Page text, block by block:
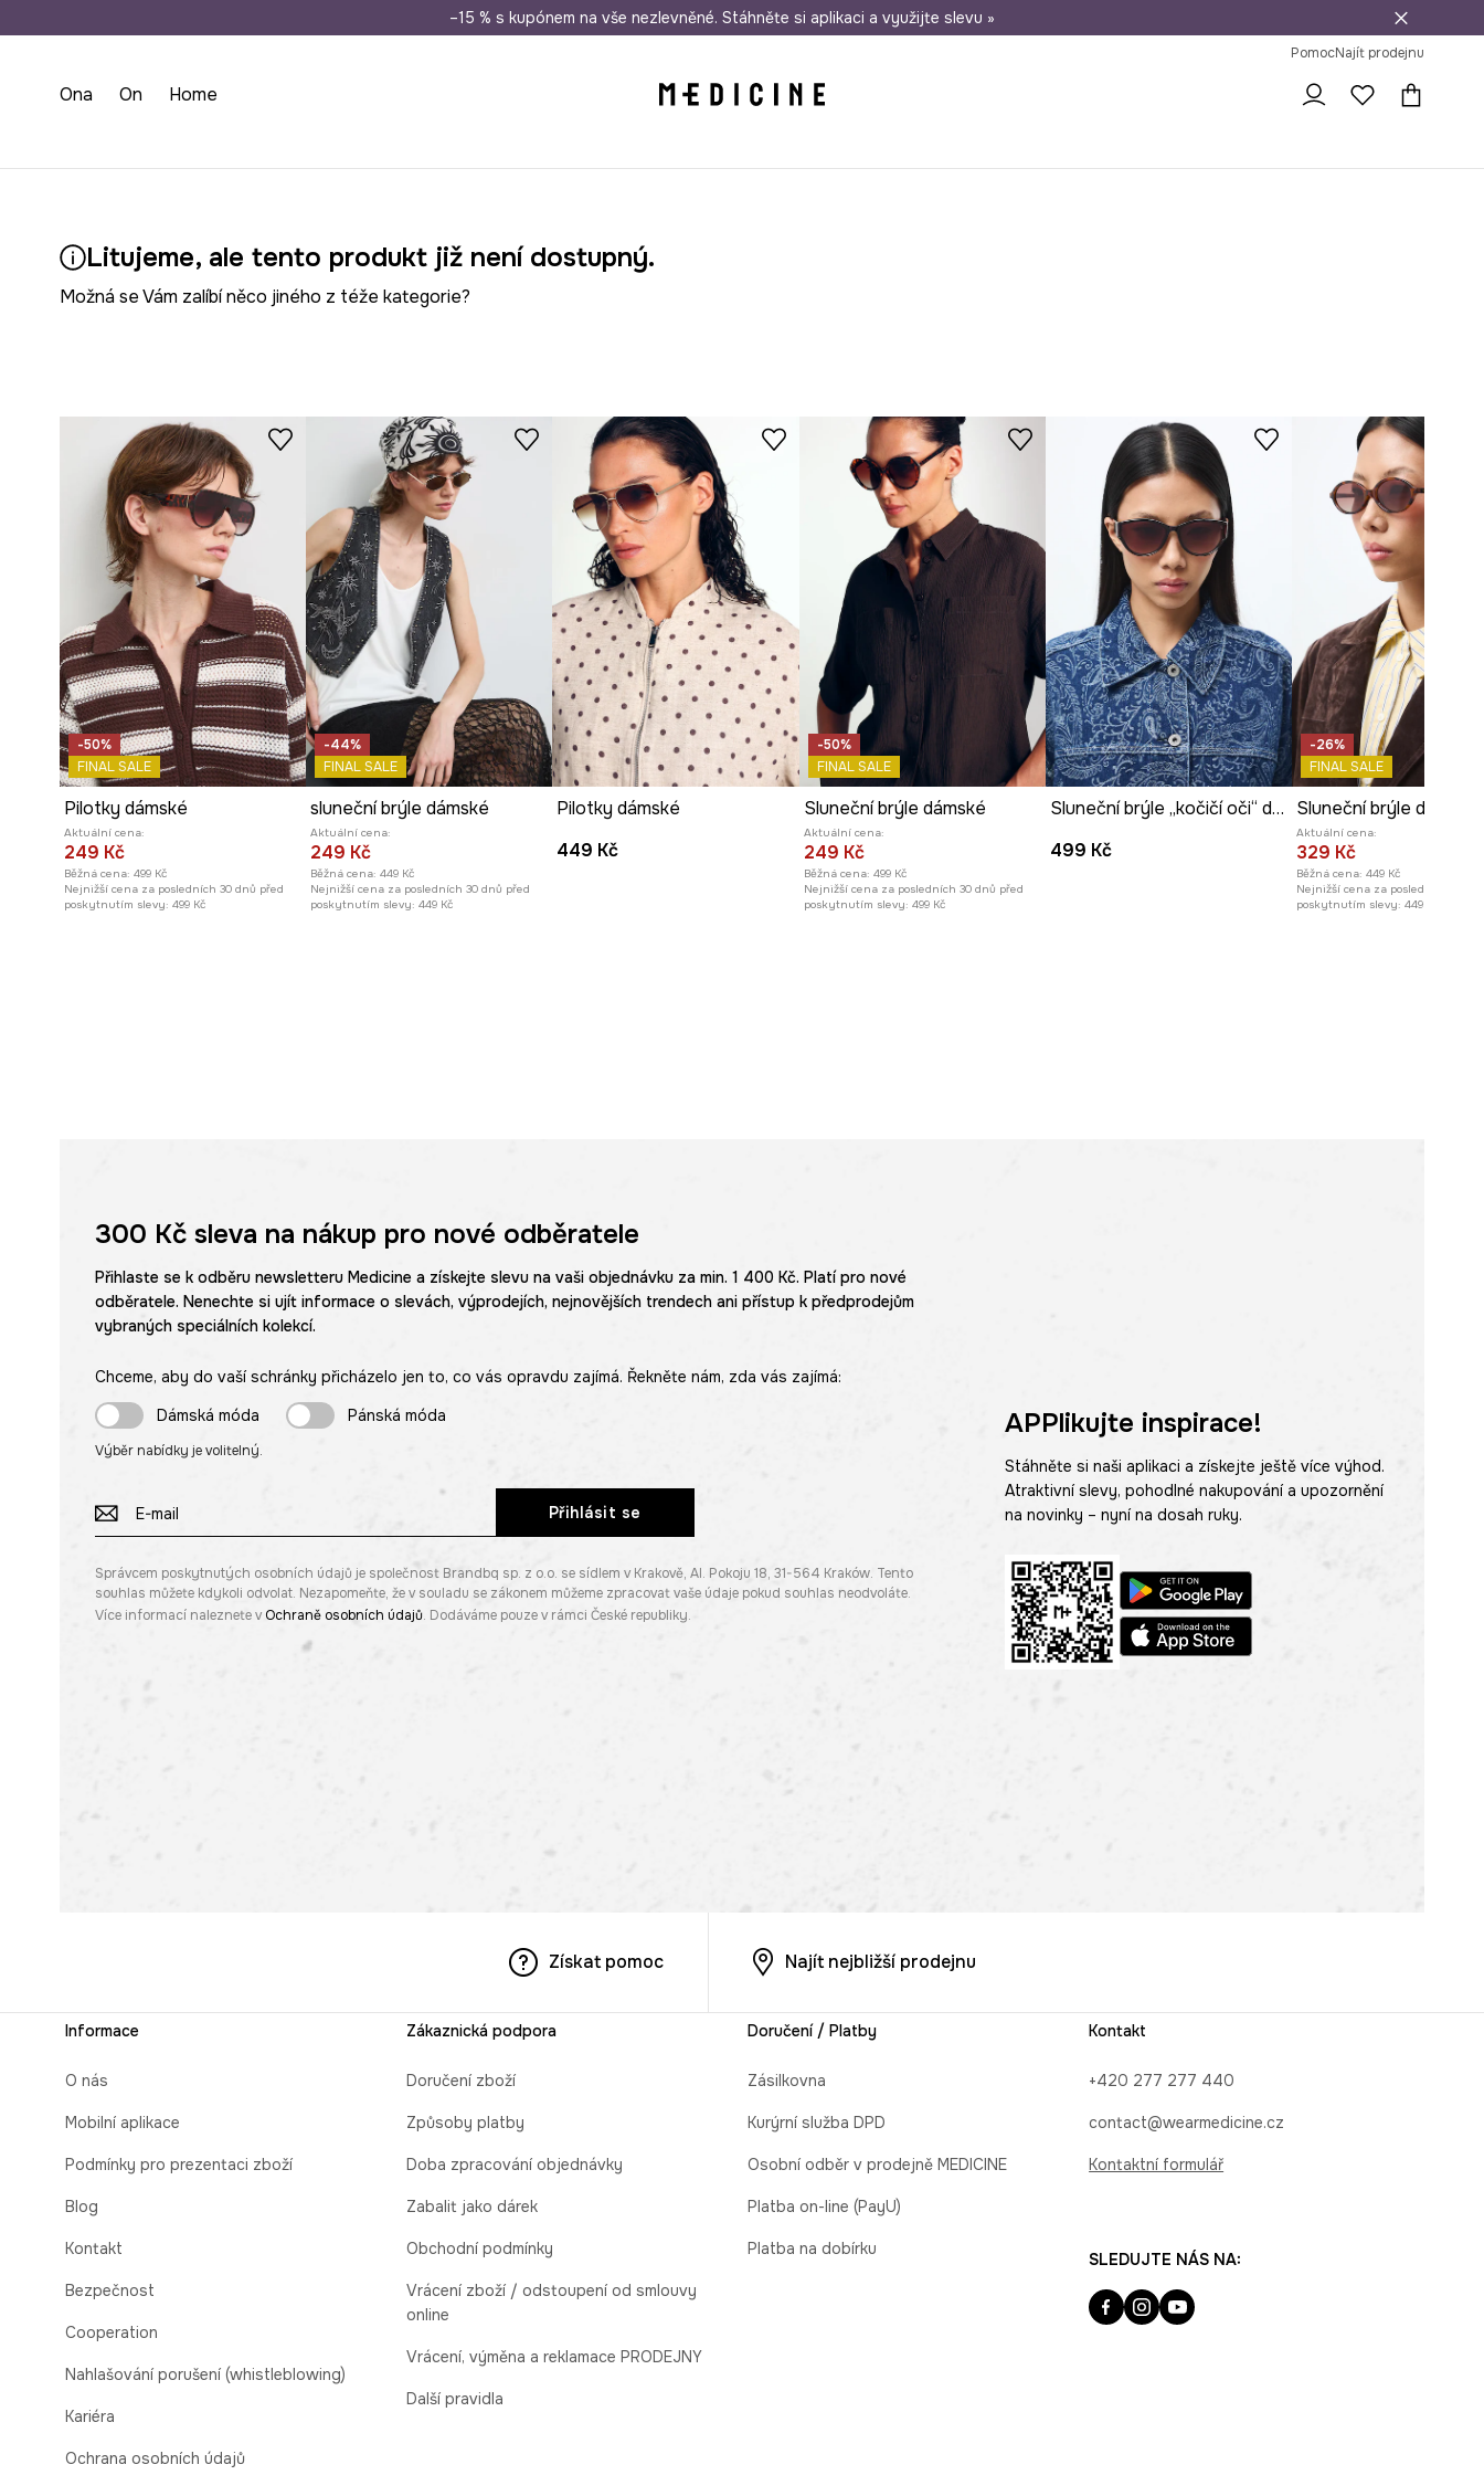
Doprava zdarma při nákupu nad 1 200 Kč Odeslání i do 24 hodin 30 dní na vrácení zboží
–15 % s kupónem na vše nezlevněné. Stáhněte si aplikaci a využijte slevu »
PomocNajít prodejnu
Ona On Home
Litujeme, ale tento produkt již není dostupný.
Možná se Vám zalíbí něco jiného z téže kategorie?
-50%
FINAL SALE
Pilotky dámské
Aktuální cena:
249 Kč
Běžná cena: 499 Kč
Nejnižší cena za posledních 30 dnů před
poskytnutím slevy: 499 Kč
-44%
FINAL SALE
sluneční brýle dámské
Aktuální cena:
249 Kč
Běžná cena: 449 Kč
Nejnižší cena za posledních 30 dnů před
poskytnutím slevy: 449 Kč
Pilotky dámské
449 Kč
-50%
FINAL SALE
Sluneční brýle dámské
Aktuální cena:
249 Kč
Běžná cena: 499 Kč
Nejnižší cena za posledních 30 dnů před
poskytnutím slevy: 499 Kč
Sluneční brýle „kočičí oči“ dámské
499 Kč
-26%
FINAL SALE
Sluneční brýle dámské
Aktuální cena:
329 Kč
Běžná cena: 449 Kč
Nejnižší cena za posledních 30
poskytnutím slevy: 449 Kč
300 Kčsleva na nákup pro nové odběratele
Přihlaste se k odběru newsletteru Medicine a získejte slevu na vaši objednávku za min. 1 400 Kč. Platí pro nové
odběratele. Nenechte si ujít informace o slevách, výprodejích, nejnovějších trendech ani přístup k předprodejům
vybraných speciálních kolekcí.
Chceme, aby do vaší schránky přicházelo jen to, co vás opravdu zajímá. Řekněte nám, zda vás zajímá:
Dámská móda
Pánská móda
Výběr nabídky je volitelný.
Přihlásit se
Správcem poskytnutých osobních údajů je společnost Brandbq sp. z o.o. se sídlem v Krakově, Al. Pokoju 18, 31-564 Kraków. Tento
souhlas můžete kdykoli odvolat. Nezapomeňte, že v souladu se zákonem můžeme zpracovat vaše údaje pokud souhlas neodvoláte.
Více informací naleznete v Ochraně osobních údajů. Dodáváme pouze v rámci České republiky.
APPlikujte inspirace!
Stáhněte si naši aplikaci a získejte ještě více výhod.
Atraktivní slevy, pohodlné nakupování a upozornění
na novinky – nyní na dosah ruky.
Získat pomoc Najít nejbližší prodejnu
Informace
O nás
Mobilní aplikace
Podmínky pro prezentaci zboží
Blog
Kontakt
Bezpečnost
Cooperation
Nahlašování porušení (whistleblowing)
Kariéra
Ochrana osobních údajů
Zákaznická podpora
Doručení zboží
Způsoby platby
Doba zpracování objednávky
Zabalit jako dárek
Obchodní podmínky
Vrácení zboží / odstoupení od smlouvy
online
Vrácení, výměna a reklamace PRODEJNY
Další pravidla
Doručení / Platby
Zásilkovna
Kurýrní služba DPD
Osobní odběr v prodejně MEDICINE
Platba on-line (PayU)
Platba na dobírku
Kontakt
+420 277 277 440
contact@wearmedicine.cz
Kontaktní formulář
SLEDUJTE NÁS NA: